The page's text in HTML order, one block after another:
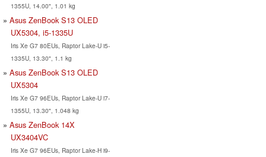
1355U, 14.00", 1.01 kg
Asus ZenBook S13 OLED
UX5304, i5-1335U
Iris Xe G7 80EUs, Raptor Lake-U i5-
1335U, 13.30", 1.1 kg
Asus ZenBook S13 OLED
UX5304
Iris Xe G7 96EUs, Raptor Lake-U i7-
1355U, 13.30", 1.048 kg
Asus ZenBook 14X
UX3404VC
Iris Xe G7 96EUs, Raptor Lake-H i9-